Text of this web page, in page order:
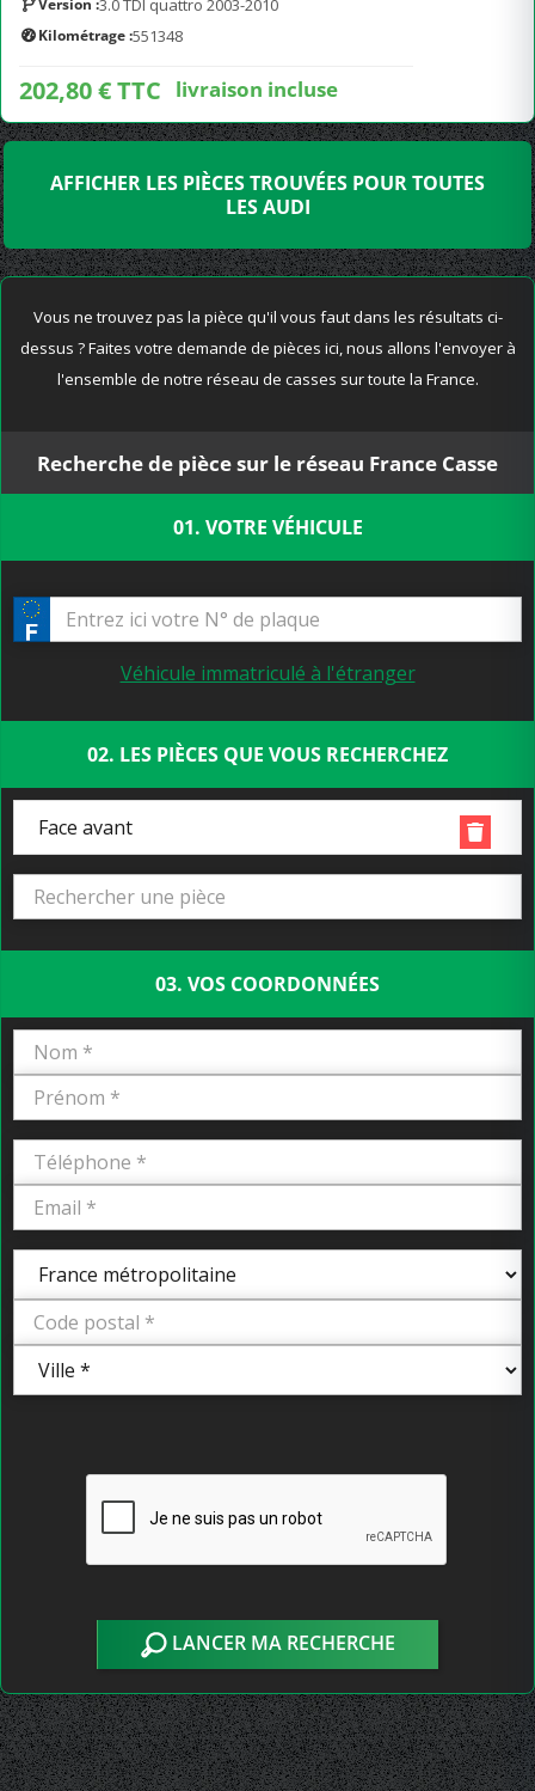
Version :3.0 TDI quattro 2003-2010
Kilométrage :551348
202,80 € TTC livraison incluse
AFFICHER LES PIÈCES TROUVÉES POUR TOUTES
LES AUDI
Vous ne trouvez pas la pièce qu'il vous faut dans les résultats ci-
dessus ? Faites votre demande de pièces ici, nous allons l'envoyer à
l'ensemble de notre réseau de casses sur toute la France.
Recherche de pièce sur le réseau France Casse
01. VOTRE VÉHICULE
Véhicule immatriculé à l'étranger
02. LES PIÈCES QUE VOUS RECHERCHEZ
Face avant
03. VOS COORDONNÉES
LANCER MA RECHERCHE